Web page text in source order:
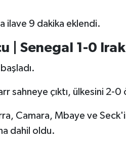
ilave 9 dakika eklendi.
| Senegal 1-0 Irak
sahneye çıktı, ülkesini 2-
Camara, Mbaye ve
dahil oldu.